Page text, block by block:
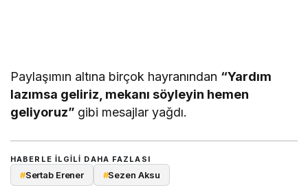
Paylaşımın altına birçok hayranından “Yardım
lazımsa geliriz, mekanı söyleyin hemen
geliyoruz” gibi mesajlar yağdı.
HABERLE ILGILI DAHA FAZLASI
#Sertab Erener #Sezen Aksu